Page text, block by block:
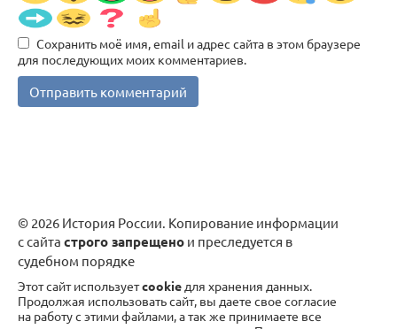
Сохранить моё имя, email и адрес сайта в этом браузере
для последующих моих комментариев.
© 2026 История России. Копирование информации
с сайта строго запрещено и преследуется в
судебном порядке
Этот сайт используетcookie для хранения данных.
Продолжая использовать сайт, вы даете свое согласие
на работу с этими файлами, а так же принимаете все